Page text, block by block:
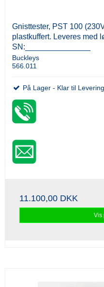
Gnisttester, PST 100
plastkuffert. Leveres med
SN:_______________
Buckleys
566.011
På Lager - Klar til
11.100,00 DKK
Vis